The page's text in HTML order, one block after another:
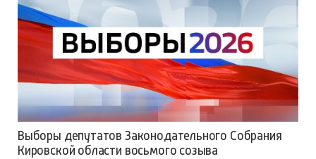
Выборы депутатов Законодательного Собрания
Кировской области восьмого созыва